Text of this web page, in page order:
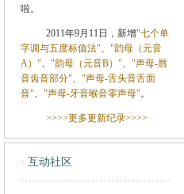
啦。
2011年9月11日，新增"七个单
字调与五度标值法"、 "韵母（元音
A）"、 "韵母（元音B）"、 "声母-唇
音齿音部分"、 "声母-舌头音舌面
音"、 "声母-牙音喉音零声母"。
>>>>更多更新纪录>>>>
· 互动社区